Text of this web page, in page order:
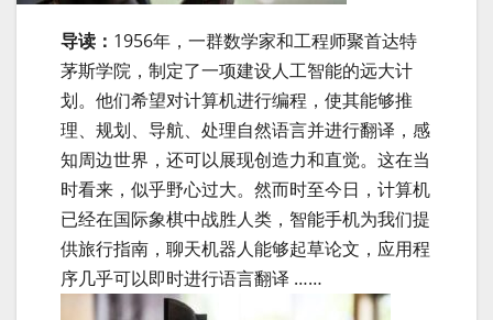
导读： 1956年，一群数学家和工程师聚首达特
茅斯学院，制定了一项建设人工智能的远大计
划。他们希望对计算机进行编程，使其能够推
理、规划、导航、处理自然语言并进行翻译，感
知周边世界，还可以展现创造力和直觉。这在当
时看来，似乎野心过大。然而时至今日，计算机
已经在国际象棋中战胜人类，智能手机为我们提
供旅行指南，聊天机器人能够起草论文，应用程
序几乎可以即时进行语言翻译 ……